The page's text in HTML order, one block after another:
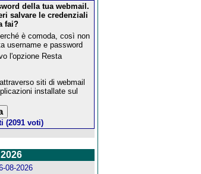
della tua webmail.
salvare le credenziali
fai?
è comoda, così non
username e password
l'opzione Resta
siti di webmail
installate sul
(2091 voti)
08-2026